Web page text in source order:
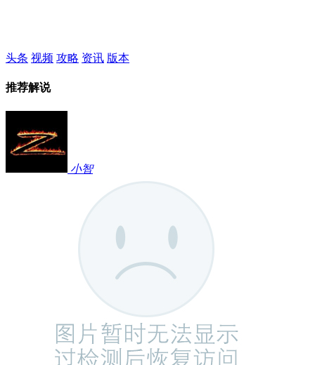
头条 视频 攻略 资讯 版本
推荐解说
小智